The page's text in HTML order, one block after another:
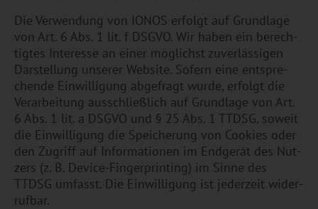
Die Ver­wen­dung von IONOS er­folgt auf Grund­la­ge
von Art. 6 Abs. 1 lit. f DSGVO. Wir haben ein be­rech­
tig­tes In­ter­es­se an einer mög­lichst zu­ver­läs­si­gen
Dar­stel­lung un­se­rer Web­site. So­fern eine ent­spre­
chen­de Ein­wil­li­gung ab­ge­fragt wurde, er­folgt die
Ver­ar­bei­tung aus­schlie­ß­lich auf Grund­la­ge von Art.
6 Abs. 1 lit. a DSGVO und § 25 Abs. 1 TTDSG, so­weit
die Ein­wil­li­gung die Spei­che­rung von Coo­kies oder
den Zu­griff auf In­for­ma­tio­nen im End­ge­rät des Nut­
zers (z. B. De­vice-Fin­ger­prin­ting) im Sinne des
TTDSG um­fasst. Die Ein­wil­li­gung ist je­der­zeit wi­der­
ruf­bar.